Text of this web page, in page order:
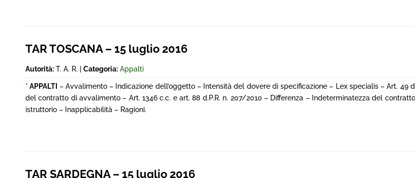
TAR TOSCANA – 15 luglio 2016
Autorità: T. A. R. | Categoria: Appalti
*APPALTI – Avvalimento – Indicazione dell’oggetto – Intensità del dovere di specificazione – Lex specialis – Art. 49
del contratto di avvalimento – Art. 1346 c.c. e art. 88 d.P.R. n. 207/2010 – Differenza – Indeterminatezza del
istruttorio – Inapplicabilità – Ragioni.
TAR SARDEGNA – 15 luglio 2016